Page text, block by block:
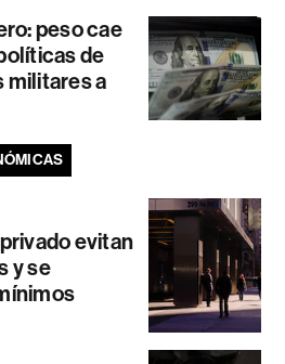
peso cae
de
militares a
evitan
y se